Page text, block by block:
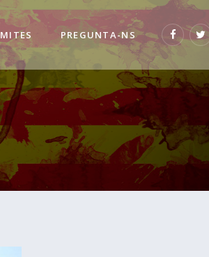
PREGUNTA-NS